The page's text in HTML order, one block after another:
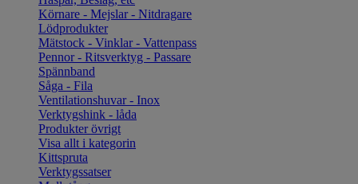
Körnare - Mejslar - Nitdragare
Lödprodukter
Mätstock - Vinklar - Vattenpass
Pennor - Ritsverktyg - Passare
Spännband
Såga - Fila
Ventilationshuvar - Inox
Verktygshink - låda
Produkter övrigt
Visa allt i kategorin
Kittspruta
Verktygssatser